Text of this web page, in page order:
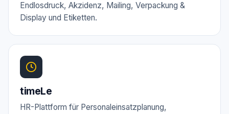
Endlosdruck, Akzidenz, Mailing, Verpackung &
Display und Etiketten.
timeLe
HR-Plattform für Personaleinsatzplanung,